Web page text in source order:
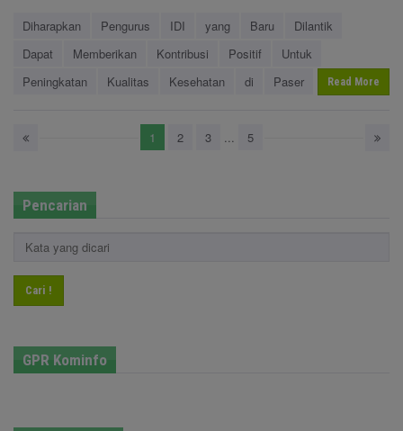
Diharapkan Pengurus IDI yang Baru
Dilantik
Dapat
Memberikan Kontribusi Positif
Untuk
Peningkatan
Kualitas Kesehatan di Paser Read More
1 2 3 ... 5
Pencarian
Cari !
GPR Kominfo